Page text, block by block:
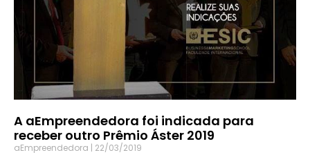
A aEmpreendedora foi indicada para
receber outro Prêmio Áster 2019
aEmpreendedora
22/03/2019